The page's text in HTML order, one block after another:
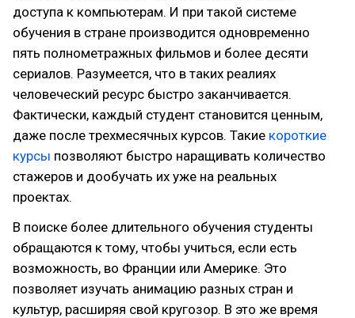
доступа к компьютерам. И при такой системе
обучения в стране производится одновременно
пять полнометражных фильмов и более десяти
сериалов. Разумеется, что в таких реалиях
человеческий ресурс быстро заканчивается.
Фактически, каждый студент становится ценным,
даже после трехмесячных курсов. Такие короткие
курсы позволяют быстро наращивать количество
стажеров и дообучать их уже на реальных
проектах.
В поиске более длительного обучения студенты
обращаются к тому, чтобы учиться, если есть
возможность, во Франции или Америке. Это
позволяет изучать анимацию разных стран и
культур, расширяя свой кругозор. В это же время